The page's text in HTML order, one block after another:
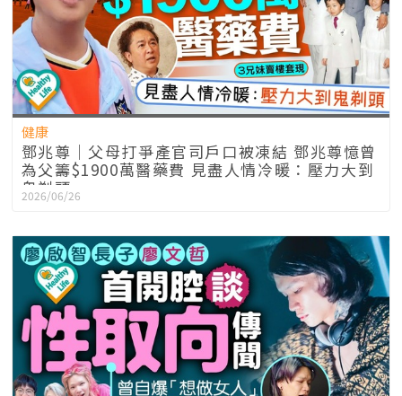
健康
鄧兆尊｜父母打爭產官司戶口被凍結 鄧兆尊憶曾
為父籌$1900萬醫藥費 見盡人情冷暖：壓力大到
鬼剃頭
2026/06/26